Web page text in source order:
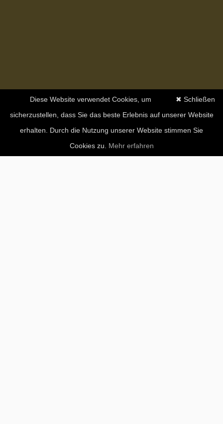
✖ Schließen
Diese Website verwendet Cookies, um
sicherzustellen, dass Sie das beste Erlebnis auf unserer Website
erhalten. Durch die Nutzung unserer Website stimmen Sie
Cookies zu. Mehr erfahren